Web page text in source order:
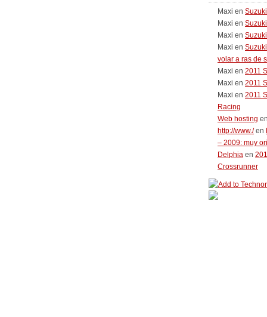
Maxi en
Maxi en
Maxi en
Maxi en
volar a ras de
Maxi en 2011
Maxi en 2011
Maxi en 2011
Racing
Web hosting
http://www./en
– 2009: muy
Delphia en
Crossrunner